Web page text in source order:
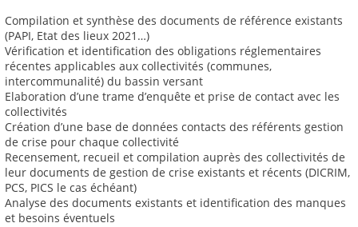
Compilation et synthèse des documents de référence existants
(PAPI, Etat des lieux 2021…)
Vérification et identification des obligations réglementaires
récentes applicables aux collectivités (communes,
intercommunalité) du bassin versant
Elaboration d’une trame d’enquête et prise de contact avec les
collectivités
Création d’une base de données contacts des référents gestion
de crise pour chaque collectivité
Recensement, recueil et compilation auprès des collectivités de
leur documents de gestion de crise existants et récents (DICRIM,
PCS, PICS le cas échéant)
Analyse des documents existants et identification des manques
et besoins éventuels